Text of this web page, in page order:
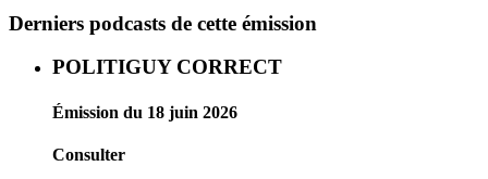
Derniers podcasts de cette émission
POLITIGUY CORRECT
Émission du 18 juin 2026
Consulter